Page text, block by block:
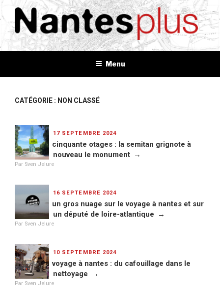
Aller
au
contenu
principal
NANTES+
Plus d'informations, plus d'idées, plus de tout
Menu
CATÉGORIE : NON CLASSÉ
17 SEPTEMBRE 2024
cinquante otages : la semitan grignote à
nouveau le monument
Par Sven Jelure
16 SEPTEMBRE 2024
un gros nuage sur le voyage à nantes et sur
un député de loire-atlantique
Par Sven Jelure
10 SEPTEMBRE 2024
voyage à nantes : du cafouillage dans le
nettoyage
Par Sven Jelure